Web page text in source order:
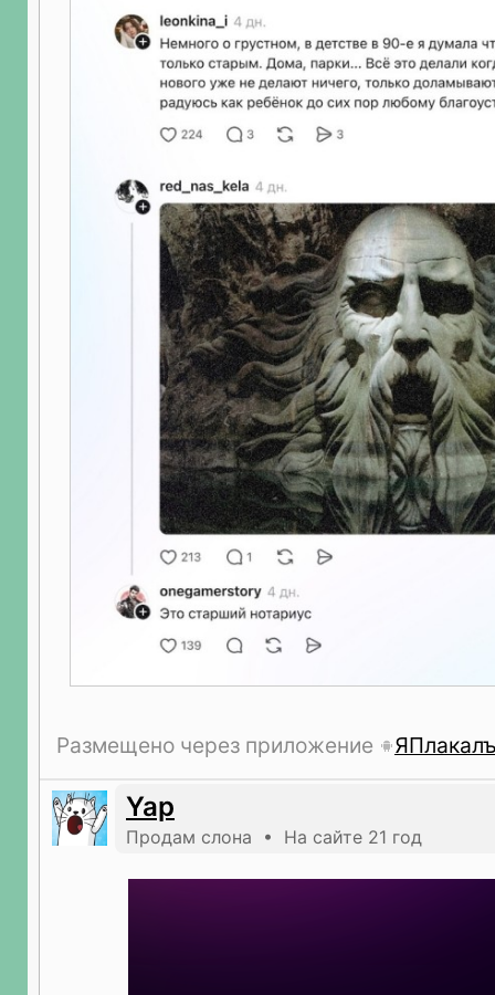
Размещено через приложение
Yap
Продам слона • На сайте 21 год